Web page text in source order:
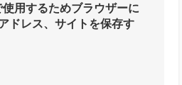
用するためブラウザーに
ドレス、サイトを保存す